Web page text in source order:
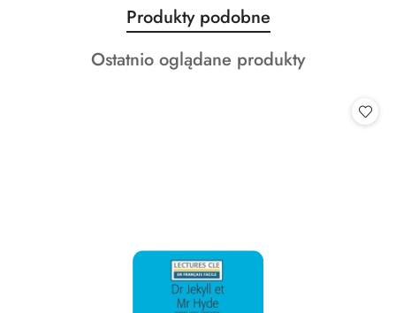
Pomiń karuzelę produktów
Produkty
o
statusie:
Produkty podobne
Produkty
Ostatnio oglądane produkty